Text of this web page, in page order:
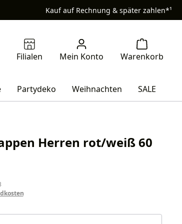
Kauf auf Rechnung & später zahlen*¹
Partydeko Weihnachten SALE
Herren rot/weiß 60